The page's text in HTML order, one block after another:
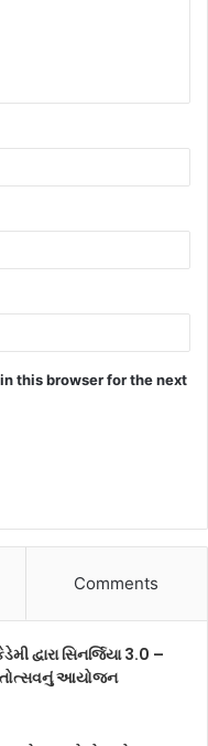
this browser for the next
Comments
દ્વારા સિનર્જિયા 3.0 –
આયોજન